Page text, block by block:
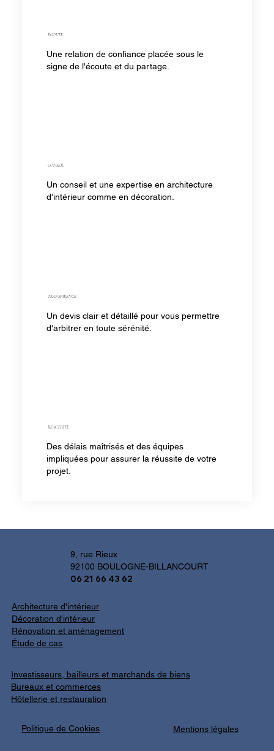
ÉCOUTE
Une relation de confiance placée sous le
signe de l'écoute et du partage.
CONSEIL
Un conseil et une expertise en architecture
d'intérieur comme en décoration.
TRANSPARENCE
Un devis clair et détaillé pour vous permettre
d'arbitrer en toute sérénité.
RÉACTIVITÉ
Des délais maîtrisés et des équipes
impliquées pour assurer la réussite de votre
projet.
9, rue Rieux
92100 BOULOGNE-BILLANCOURT
06 21 66 43 62
Architecture d'intérieur
Décoration d'intérieur
Rénovation et aménagement
Étude de cas
Investisseurs, bailleurs et marchands de biens
Bureaux et commerces
​Hôtellerie et restauration
Politique de Cookies Mentions légales